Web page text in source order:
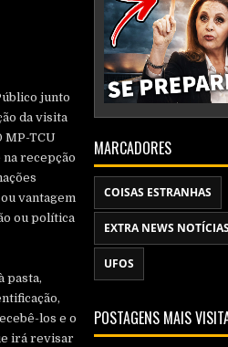
junto
da visita
MP-TCU
recepção
vantagem
ou política
pasta,
los e o
irá revisar
MARCADORES
COISAS ESTRANHAS
EXTRA NEWS NOTÍCIAS
UFOS
POSTAGENS MAIS